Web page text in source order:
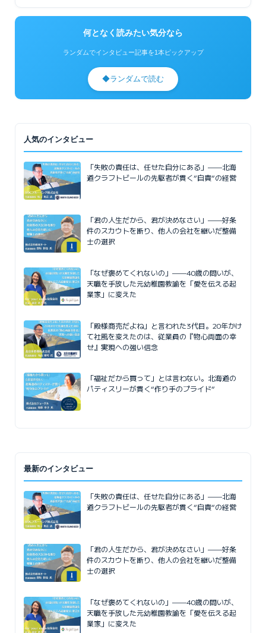
何となく読みたい気分なら
ランダムでインタビュー記事を1本ピックアップ
◆ランダムで読む
人気のインタビュー
「失敗の責任は、任せた自分にある」——北海
道クラフトビールの先駆者が貫く”自責”の経営
「君の人生だから、君が決めなさい」——好条
件のスカウトを断り、他人の会社を継いだ整備
士の選択
「なぜ褒めてくれないの」——40歳の問いが、
天職を手放した元幼稚園教諭を「愛を伝える起
業家」に変えた
「殿様商売だよね」と言われた3代目。20年かけ
て社風を変えたのは、従業員の『物心両面の幸
せ』実現への強い信念
「福祉だから買って」とは言わない。北海道の
パティスリーが貫く“作り手のプライド”
最新のインタビュー
「失敗の責任は、任せた自分にある」——北海
道クラフトビールの先駆者が貫く”自責”の経営
「君の人生だから、君が決めなさい」——好条
件のスカウトを断り、他人の会社を継いだ整備
士の選択
「なぜ褒めてくれないの」——40歳の問いが、
天職を手放した元幼稚園教諭を「愛を伝える起
業家」に変えた